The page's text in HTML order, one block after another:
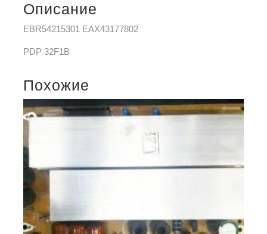
Описание
EBR54215301 EAX43177802
PDP 32F1B
Похожие